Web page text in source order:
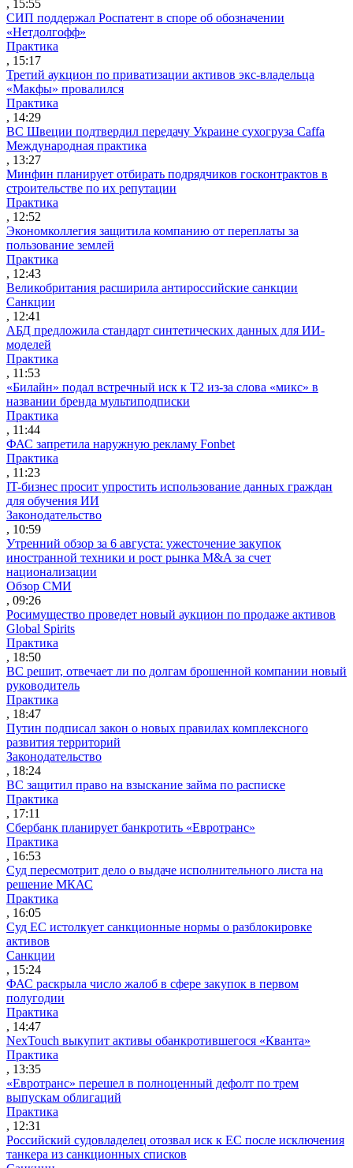
, 15:55
СИП поддержал Роспатент в споре об обозначении
«Нетдолгофф»
Практика
, 15:17
Третий аукцион по приватизации активов экс-владельца
«Макфы» провалился
Практика
, 14:29
ВС Швеции подтвердил передачу Украине сухогруза Caffa
Международная практика
, 13:27
Минфин планирует отбирать подрядчиков госконтрактов в
строительстве по их репутации
Практика
, 12:52
Экономколлегия защитила компанию от переплаты за
пользование землей
Практика
, 12:43
Великобритания расширила антироссийские санкции
Санкции
, 12:41
АБД предложила стандарт синтетических данных для ИИ-
моделей
Практика
, 11:53
«Билайн» подал встречный иск к Т2 из-за слова «микс» в
названии бренда мультиподписки
Практика
, 11:44
ФАС запретила наружную рекламу Fonbet
Практика
, 11:23
IT-бизнес просит упростить использование данных граждан
для обучения ИИ
Законодательство
, 10:59
Утренний обзор за 6 августа: ужесточение закупок
иностранной техники и рост рынка M&A за счет
национализации
Обзор СМИ
, 09:26
Росимущество проведет новый аукцион по продаже активов
Global Spirits
Практика
, 18:50
ВС решит, отвечает ли по долгам брошенной компании новый
руководитель
Практика
, 18:47
Путин подписал закон о новых правилах комплексного
развития территорий
Законодательство
, 18:24
ВС защитил право на взыскание займа по расписке
Практика
, 17:11
Сбербанк планирует банкротить «Евротранс»
Практика
, 16:53
Суд пересмотрит дело о выдаче исполнительного листа на
решение МКАС
Практика
, 16:05
Суд ЕС истолкует санкционные нормы о разблокировке
активов
Санкции
, 15:24
ФАС раскрыла число жалоб в сфере закупок в первом
полугодии
Практика
, 14:47
NexTouch выкупит активы обанкротившегося «Кванта»
Практика
, 13:35
«Евротранс» перешел в полноценный дефолт по трем
выпускам облигаций
Практика
, 12:31
Российский судовладелец отозвал иск к ЕС после исключения
танкера из санкционных списков